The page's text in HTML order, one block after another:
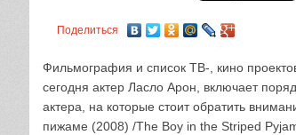
Поделиться
Фильмография и список ТВ-, кино
сегодня актер Ласло Арон, включает
актера, на которые стоит обратить
пижаме (2008) /The Boy in the Striped